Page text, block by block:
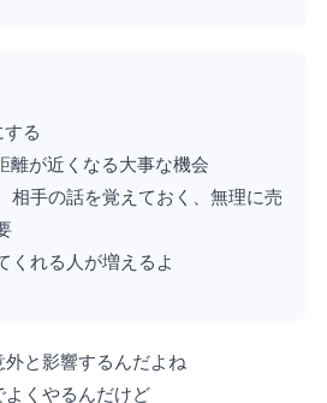
る
離が近くなる大事な機会
相手の話を覚えておく、無理に売
くれる人が増えるよ
と影響するんだよね
くやるんだけど